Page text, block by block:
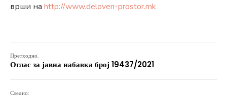
врши на http://www.deloven-prostor.mk
Претходно:
Оглас за јавна набавка број 19437/2021
Следно: